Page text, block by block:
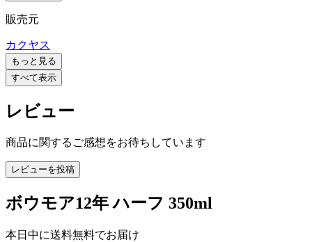
販売元
カクヤス
もっと見る
すべて表示
レビュー
商品に関するご感想をお待ちしています
レビューを投稿
ボウモア12年 ハーフ 350ml
本日中に送料無料でお届け